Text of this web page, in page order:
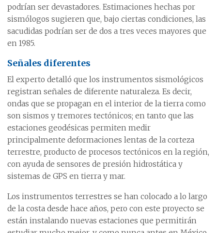
podrían ser devastadores. Estimaciones hechas por
sismólogos sugieren que, bajo ciertas condiciones, las
sacudidas podrían ser de dos a tres veces mayores que
en 1985.
Señales diferentes
El experto detalló que los instrumentos sismológicos
registran señales de diferente naturaleza. Es decir,
ondas que se propagan en el interior de la tierra como
son sismos y tremores tectónicos; en tanto que las
estaciones geodésicas permiten medir
principalmente deformaciones lentas de la corteza
terrestre, producto de procesos tectónicos en la región,
con ayuda de sensores de presión hidrostática y
sistemas de GPS en tierra y mar.
Los instrumentos terrestres se han colocado a lo largo
de la costa desde hace años, pero con este proyecto se
están instalando nuevas estaciones que permitirán